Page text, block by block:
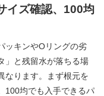
イズ確認、100均
ッキンやOリングの劣
」と残留水が落ちる場
なります。まず根元を
100均でも入手できるパ